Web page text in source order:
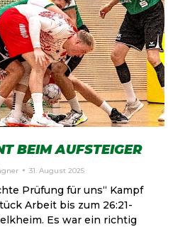
BEIM AUFSTEIGER
31. August 2025
Prüfung für uns“ Kampf
Arbeit bis zum 26:21-
Es war ein richtig